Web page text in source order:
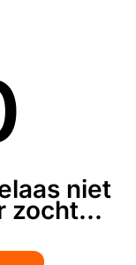
niet
zocht...